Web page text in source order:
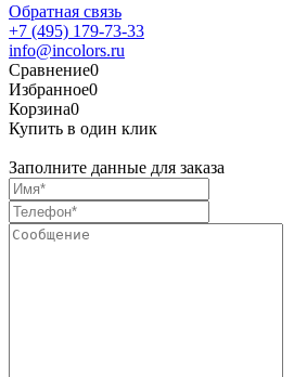
Обратная связь
+7 (495) 179-73-33
info@incolors.ru
Сравнение0
Избранное0
Корзина0
Купить в один клик
Заполните данные для заказа